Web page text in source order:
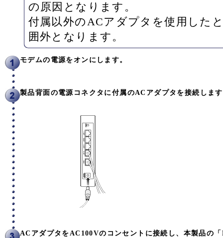
の原因となります。
付属以外のACアダプタを使用した
囲外となります。
モデムの電源をオンにします。
製品背面の電源コネクタに付属のACアダプタを接続しま
ACアダプタをAC100Vのコンセントに接続し、本製品の